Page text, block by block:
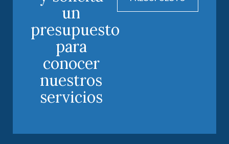
un
presupuesto
para
conocer
nuestros
servicios